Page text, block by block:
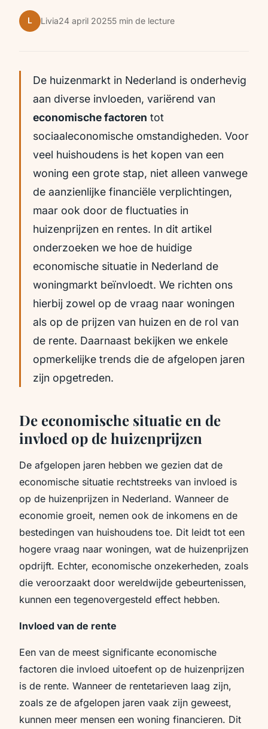
L Livia24 april 20255 min de lecture
De huizenmarkt in Nederland is onderhevig
aan diverse invloeden, variërend van
economische factoren tot
sociaaleconomische omstandigheden. Voor
veel huishoudens is het kopen van een
woning een grote stap, niet alleen vanwege
de aanzienlijke financiële verplichtingen,
maar ook door de fluctuaties in
huizenprijzen en rentes. In dit artikel
onderzoeken we hoe de huidige
economische situatie in Nederland de
woningmarkt beïnvloedt. We richten ons
hierbij zowel op de vraag naar woningen
als op de prijzen van huizen en de rol van
de rente. Daarnaast bekijken we enkele
opmerkelijke trends die de afgelopen jaren
zijn opgetreden.
De economische situatie en de
invloed op de huizenprijzen
De afgelopen jaren hebben we gezien dat de
economische situatie rechtstreeks van invloed is
op de huizenprijzen in Nederland. Wanneer de
economie groeit, nemen ook de inkomens en de
bestedingen van huishoudens toe. Dit leidt tot een
hogere vraag naar woningen, wat de huizenprijzen
opdrijft. Echter, economische onzekerheden, zoals
die veroorzaakt door wereldwijde gebeurtenissen,
kunnen een tegenovergesteld effect hebben.
Invloed van de rente
Een van de meest significante economische
factoren die invloed uitoefent op de huizenprijzen
is de rente. Wanneer de rentetarieven laag zijn,
zoals ze de afgelopen jaren vaak zijn geweest,
kunnen meer mensen een woning financieren. Dit